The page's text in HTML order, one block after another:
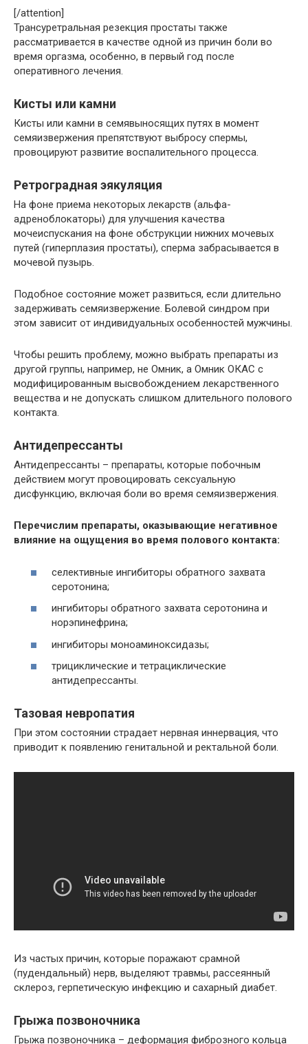
[/attention]
Трансуретральная резекция простаты также
рассматривается в качестве одной из причин боли во
время оргазма, особенно, в первый год после
оперативного лечения.
Кисты или камни
Кисты или камни в семявыносящих путях в момент
семяизвержения препятствуют выбросу спермы,
провоцируют развитие воспалительного процесса.
Ретроградная эякуляция
На фоне приема некоторых лекарств (альфа-
адреноблокаторы) для улучшения качества
мочеиспускания на фоне обструкции нижних мочевых
путей (гиперплазия простаты), сперма забрасывается в
мочевой пузырь.
Подобное состояние может развиться, если длительно
задерживать семяизвержение. Болевой синдром при
этом зависит от индивидуальных особенностей мужчины.
Чтобы решить проблему, можно выбрать препараты из
другой группы, например, не Омник, а Омник ОКАС с
модифицированным высвобождением лекарственного
вещества и не допускать слишком длительного полового
контакта.
Антидепрессанты
Антидепрессанты – препараты, которые побочным
действием могут провоцировать сексуальную
дисфункцию, включая боли во время семяизвержения.
Перечислим препараты, оказывающие негативное
влияние на ощущения во время полового контакта:
селективные ингибиторы обратного захвата
серотонина;
ингибиторы обратного захвата серотонина и
норэпинефрина;
ингибиторы моноаминоксидазы;
трициклические и тетрациклические
антидепрессанты.
Тазовая невропатия
При этом состоянии страдает нервная иннервация, что
приводит к появлению генитальной и ректальной боли.
Из частых причин, которые поражают срамной
(пудендальный) нерв, выделяют травмы, рассеянный
склероз, герпетическую инфекцию и сахарный диабет.
Грыжа позвоночника
Грыжа позвоночника – деформация фиброзного кольца